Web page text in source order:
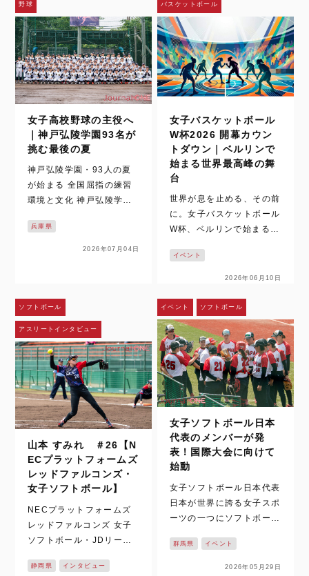
野球
女子高校野球の主役へ
｜神戸弘陵学園93名が
挑む最後の夏
神戸弘陵学園・93人の夏
が始まる 全国屈指の練習
環境と文化 神戸弘陵学園
立ち続ける名門だ。 その9
3名が迎える最後の夏を追
ディション。しかし、神戸
弘陵学園の…
兵庫県
2026年07月04日
バスケットボール
女子バスケットボール
W杯2026 開幕カウン
トダウン｜ベルリンで
始まる世界最高峰の舞
台
世界が息を止める、その前
に。女子バスケットボール
W杯、ベルリンで始まる時
ケットボールの試合映像
は、テレビや配信、SNS
た。ハイライトや切り取ら
れた一瞬を、何度でも目に
することができる。さら
に、時差のある国か…
イベント
2026年06月10日
ソフトボール
アスリートインタビュー
山本 すみれ ＃26【N
ECプラットフォームズ
レッドファルコンズ・
女子ソフトボール】
NECプラットフォームズ
レッドファルコンズ 女子
ソフトボール・JDリーグ
開幕！！ 静岡県掛川市を
静岡県 インタビュー
イベント ソフトボール
女子ソフトボール日本
代表のメンバーが発
表！国際大会に向けて
始動
女子ソフトボール日本代表
日本が世界に誇る女子スポ
ーツの一つにソフトボール
くの国際大会でも、表彰台
に上がってきた日本代表。
群馬県 イベント
2026年05月29日